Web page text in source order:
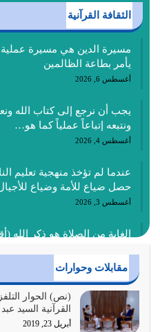
الثقافة القرآنية
مسيرة الدين هي مسيرة عملية،
يأمر بطاعة الظالمين
أغسطس 6, 2026
يجب أن نرجع إلى كتاب الله
ونتبعه إتباعاً عملياً كما هو…
أغسطس 4, 2026
عندما لم تؤخذ منهجية تعليم
حصل ضياع للأمة وضياع
أغسطس 3, 2026
الغاية من الصلاة هو ذكر الله
أغسطس 2, 2026
السبب الرئيسي لشقاء الأمة
لحدود الله بالإضافات للدين
أغسطس 1, 2026
مقابلات وحوارات
(نص) الحوار
القرآنية السيد
أبريل 23, 2019